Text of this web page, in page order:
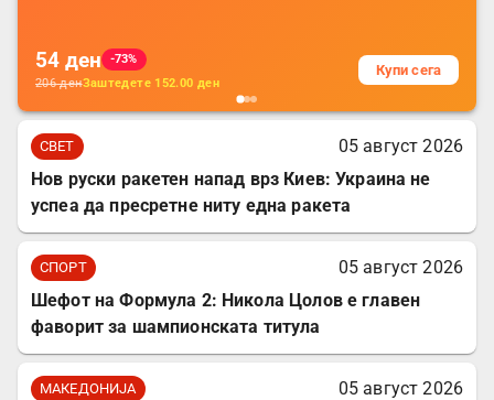
54 ден
-73%
206денЗаштедете 152.00 ден
Купи сега
СВЕТ
05 август 2026
Нов руски ракетен напад врз Киев: Украина не
успеа да пресретне ниту една ракета
СПОРТ
05 август 2026
Шефот на Формула 2: Никола Цолов е главен
фаворит за шампионската титула
МАКЕДОНИЈА
05 август 2026